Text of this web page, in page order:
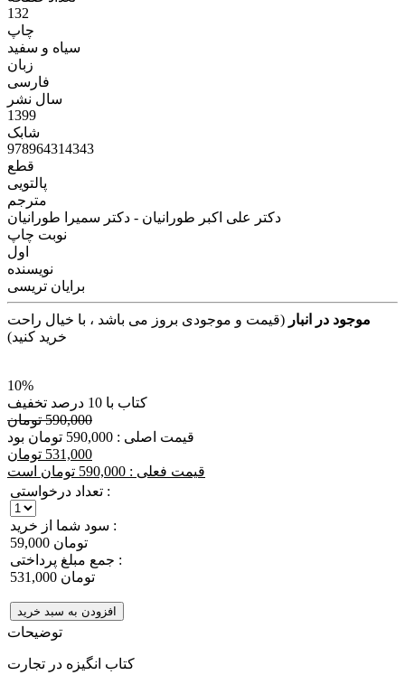
132
چاپ
سیاه و سفید
زبان
فارسی
سال نشر
1399
شابک
978964314343
قطع
پالتویی
مترجم
دکتر علی اکبر طورانیان - دکتر سمیرا طورانیان
نوبت چاپ
اول
نویسنده
برایان تریسی
موجود در انبار (قیمت و موجودی بروز می باشد ، با خیال راحت
خرید کنید)
10%
کتاب با 10 درصد تخفیف
590,000 تومان
قیمت اصلی : 590,000 تومان بود
531,000 تومان
قیمت فعلی : 590,000 تومان است
تعداد درخواستی :
سود شما از خرید :
59,000 تومان
جمع مبلغ پرداختی :
531,000 تومان
افزودن به سبد خرید
توضیحات
کتاب انگیزه در تجارت